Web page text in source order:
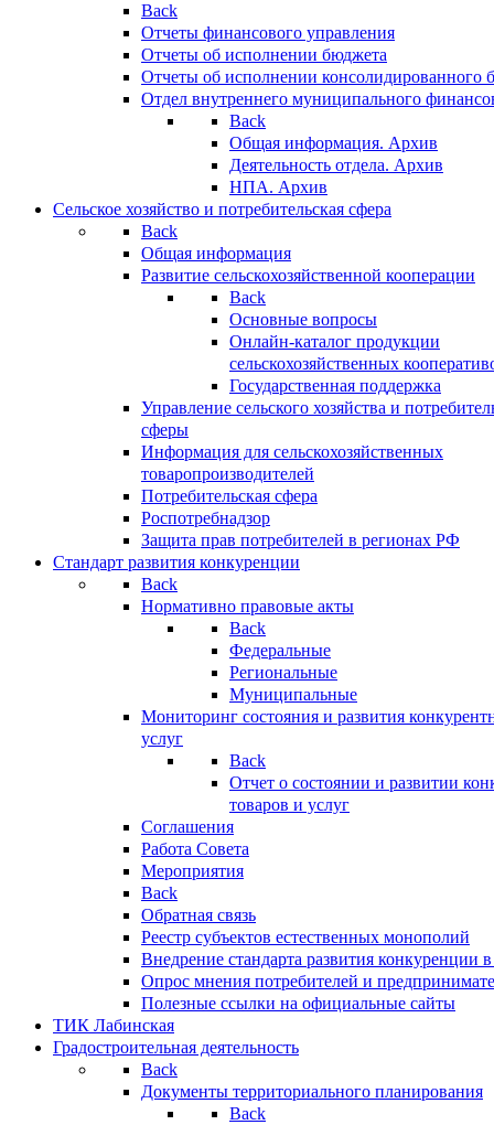
Back
Отчеты финансового управления
Отчеты об исполнении бюджета
Отчеты об исполнении консолидированного
Отдел внутреннего муниципального
Back
Общая информация. Архив
Деятельность отдела. Архив
НПА. Архив
Сельское хозяйство и потребительская сфера
Back
Общая информация
Развитие сельскохозяйственной кооперации
Back
Основные вопросы
Онлайн-каталог продукции
сельскохозяйственных
Государственная поддержка
Управление сельского хозяйства и
сферы
Информация для сельскохозяйственных
товаропроизводителей
Потребительская сфера
Роспотребнадзор
Защита прав потребителей в регионах РФ
Стандарт развития конкуренции
Back
Нормативно правовые акты
Back
Федеральные
Региональные
Муниципальные
Мониторинг состояния и развития
услуг
Back
Отчет о состоянии и развитии
товаров и услуг
Соглашения
Работа Совета
Мероприятия
Back
Обратная связь
Реестр субъектов естественных монополий
Внедрение стандарта развития конкуренции
Опрос мнения потребителей и
Полезные ссылки на официальные сайты
ТИК Лабинская
Градостроительная деятельность
Back
Документы территориального планирования
Back